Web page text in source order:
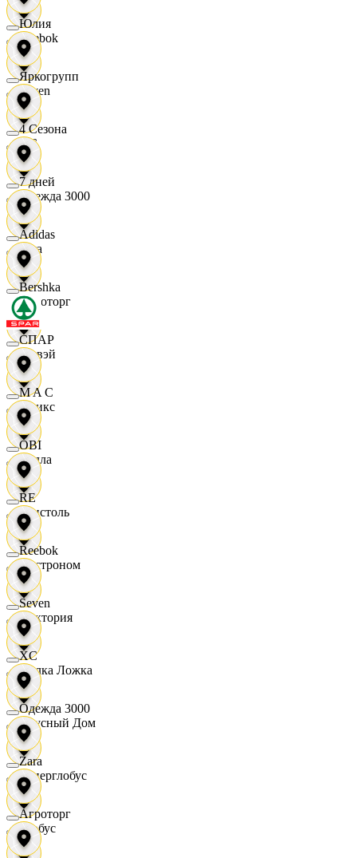
Reebok
Seven
XC
Одежда 3000
Zara
Агроторг
Амвэй
Аникс
Билла
Бристоль
Быстроном
Виктория
Вилка Ложка
Вкусный Дом
Гиперглобус
Глобус
Юлия
Яркогрупп
4 Сезона
7 дней
Adidas
Bershka
СПАР
M A C
OBI
RE
Reebok
Seven
XC
Одежда 3000
Zara
Агроторг